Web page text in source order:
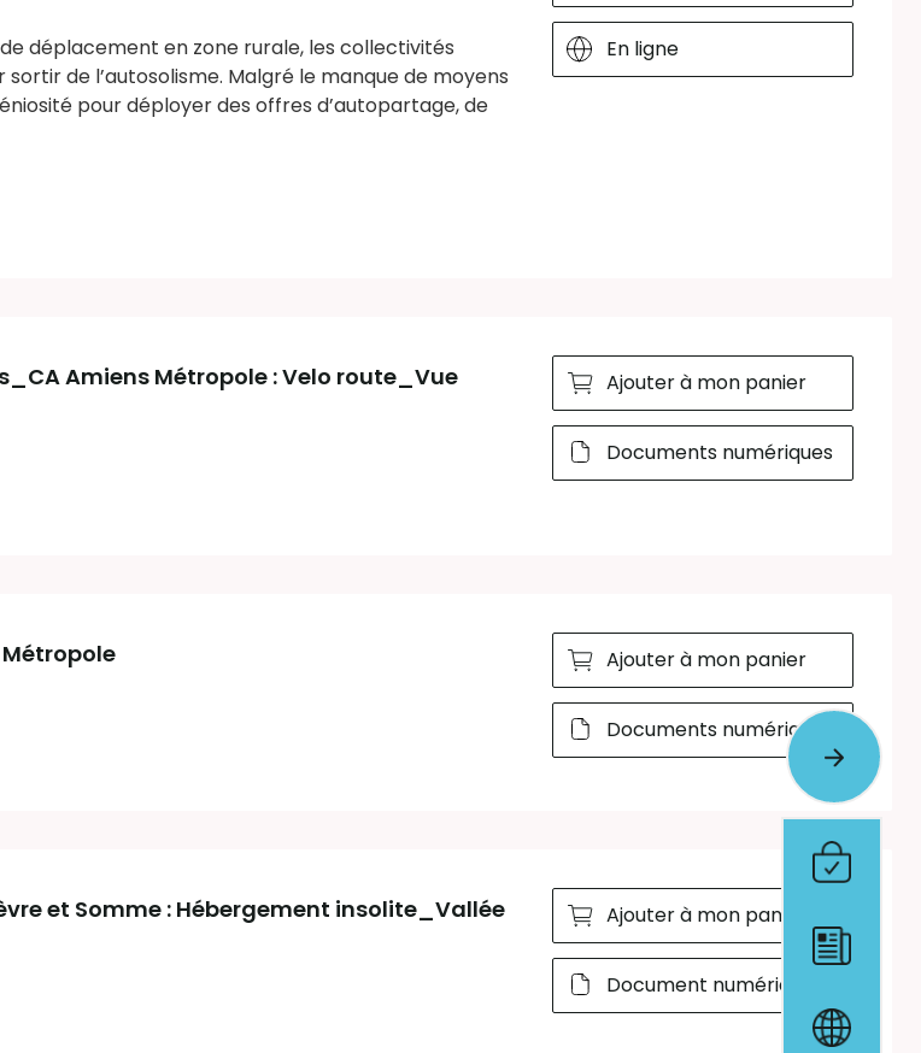
déplacement en zone rurale, les collectivités
de l’autosolisme. Malgré le manque de moyens
pour déployer des offres d’autopartage, de
En ligne
Amiens Métropole : Velo route_Vue
Ajouter à mon panier
Documents numériques
Ajouter à mon panier
Documents numériques
et Somme : Hébergement insolite_Vallée
Ajouter à mon panier
Document numérique